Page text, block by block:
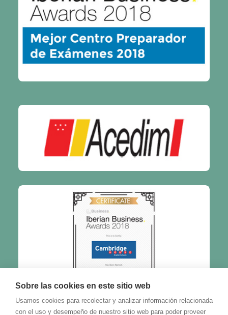
Sobre las cookies en este sitio web
Usamos cookies para recolectar y analizar información relacionada
con el uso y desempeño de nuestro sitio web para poder proveer